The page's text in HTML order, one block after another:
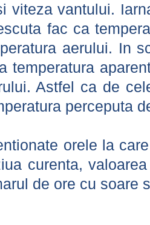
viteza vantului.
fac ca
aerului. In
temperatura
Astfel ca de
perceputa
orele la
curenta,
de ore cu soare